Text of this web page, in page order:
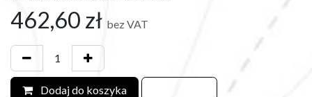
462,60 zł bez VAT
Dodaj do koszyka